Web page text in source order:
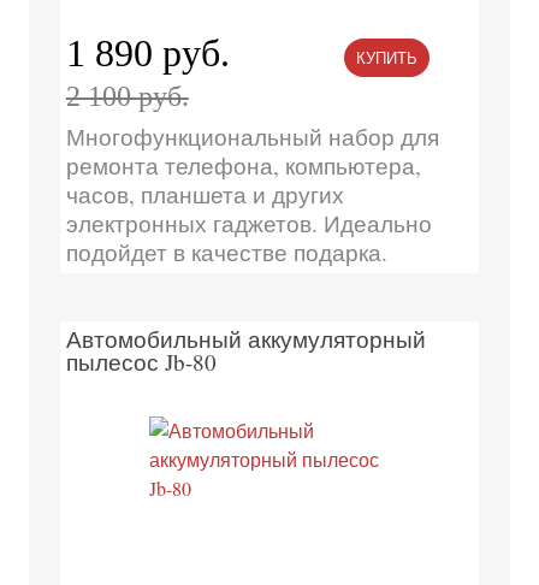
1 890 руб.
2 100 руб.
КУПИТЬ
Многофункциональный набор для
ремонта телефона, компьютера,
часов, планшета и других
электронных гаджетов. Идеально
подойдет в качестве подарка.
Автомобильный аккумуляторный
пылесос Jb-80